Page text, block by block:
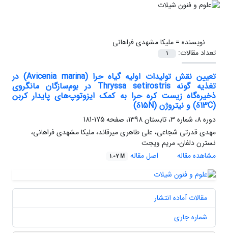
نویسنده =ملیکا مشهدی فراهانی
تعداد مقالات:
1
تعیین نقش تولیدات اولیه گیاه حرا (Avicenia marina) در
تغذیه گونه‌ Thryssa setirostris در بوم‌سازگان مانگروی
ذخیره‌گاه زیست کره حرا به کمک ایزوتوپ‌های پایدار کربن
(δ13C) و نیتروژن (δ15N)
دوره 8، شماره 3، تابستان 1398، صفحه
175-181
مهدی قدرتی شجاعی، علی طاهری میرقائد، ملیکا مشهدی فراهانی،
نسترن دلفان، مریم ویجت
مشاهده مقاله
اصل مقاله 1.07 M
مقالات آماده انتشار
شماره جاری